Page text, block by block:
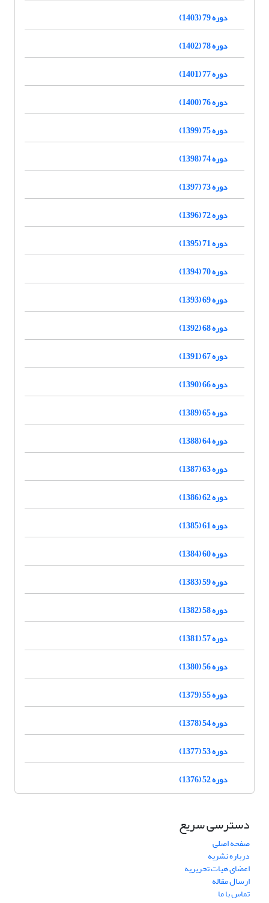
دوره 79 (1403)
دوره 78 (1402)
دوره 77 (1401)
دوره 76 (1400)
دوره 75 (1399)
دوره 74 (1398)
دوره 73 (1397)
دوره 72 (1396)
دوره 71 (1395)
دوره 70 (1394)
دوره 69 (1393)
دوره 68 (1392)
دوره 67 (1391)
دوره 66 (1390)
دوره 65 (1389)
دوره 64 (1388)
دوره 63 (1387)
دوره 62 (1386)
دوره 61 (1385)
دوره 60 (1384)
دوره 59 (1383)
دوره 58 (1382)
دوره 57 (1381)
دوره 56 (1380)
دوره 55 (1379)
دوره 54 (1378)
دوره 53 (1377)
دوره 52 (1376)
دسترسی سریع
صفحه اصلی
درباره نشریه
اعضای هیات تحریریه
ارسال مقاله
تماس با ما